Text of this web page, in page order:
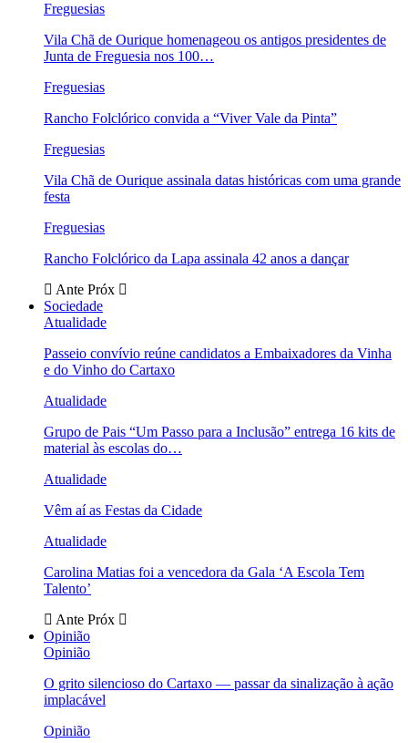
Freguesias
Vila Chã de Ourique homenageou os antigos presidentes de
Junta de Freguesia nos 100…
Freguesias
Rancho Folclórico convida a “Viver Vale da Pinta”
Freguesias
Vila Chã de Ourique assinala datas históricas com uma grande
festa
Freguesias
Rancho Folclórico da Lapa assinala 42 anos a dançar
Ante Próx
Sociedade
Atualidade
Passeio convívio reúne candidatos a Embaixadores da Vinha
e do Vinho do Cartaxo
Atualidade
Grupo de Pais “Um Passo para a Inclusão” entrega 16 kits de
material às escolas do…
Atualidade
Vêm aí as Festas da Cidade
Atualidade
Carolina Matias foi a vencedora da Gala ‘A Escola Tem
Talento’
Ante Próx
Opinião
Opinião
O grito silencioso do Cartaxo — passar da sinalização à ação
implacável
Opinião